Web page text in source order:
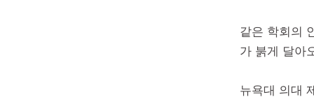
같은 학회의
가 붉게 달아
뉴욕대 의대